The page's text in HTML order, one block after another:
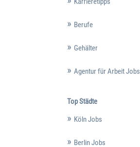
Berufe
Gehälter
Agentur für Arbeit Jobs
Top Städte
Köln Jobs
Berlin Jobs